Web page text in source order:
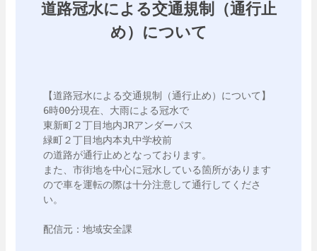
道路冠水による交通規制（通行止
め）について
【道路冠水による交通規制（通行止め）について】
6時00分現在、大雨による冠水で
東新町２丁目地内JRアンダーパス
緑町２丁目地内本丸中学校前
の道路が通行止めとなっております。
また、市街地を中心に冠水している箇所があります
ので車を運転の際は十分注意して通行してくださ
い。
配信元：地域安全課